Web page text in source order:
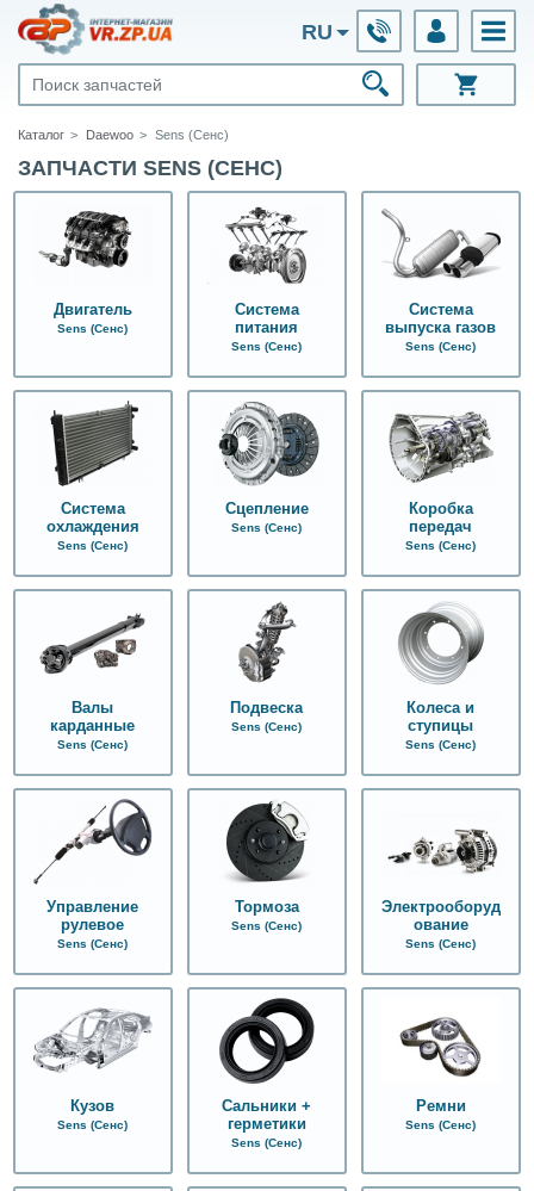
RU
Каталог Daewoo Sens (Сенс)
ЗАПЧАСТИ SENS (СЕНС)
Двигатель
Sens (Сенс)
Система
питания
Sens (Сенс)
Система
выпуска газов
Sens (Сенс)
Система
охлаждения
Sens (Сенс)
Сцепление
Sens (Сенс)
Коробка
передач
Sens (Сенс)
Валы
карданные
Sens (Сенс)
Подвеска
Sens (Сенс)
Колеса и
ступицы
Sens (Сенс)
Управление
рулевое
Sens (Сенс)
Тормоза
Sens (Сенс)
Электрооборуд
ование
Sens (Сенс)
Кузов
Sens (Сенс)
Сальники +
герметики
Sens (Сенс)
Ремни
Sens (Сенс)